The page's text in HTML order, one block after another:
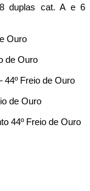
duplas cat. A e 6
Ouro
de Ouro
44º Freio de Ouro
de Ouro
44º Freio de Ouro